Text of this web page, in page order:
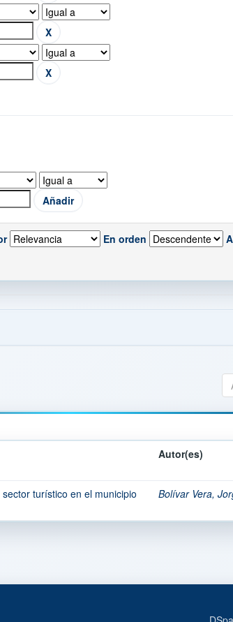
En orden
Autor(es)
turístico en el municipio
Bolívar Vera,